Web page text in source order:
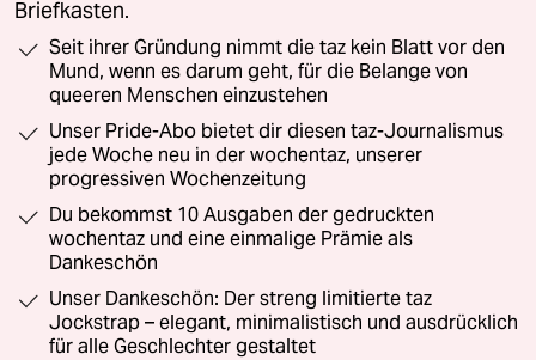
Briefkasten.
Seit ihrer Gründung nimmt die taz kein Blatt vor den
Mund, wenn es darum geht, für die Belange von
queeren Menschen einzustehen
Unser Pride-Abo bietet dir diesen taz-Journalismus
jede Woche neu in der wochentaz, unserer
progressiven Wochenzeitung
Du bekommst 10 Ausgaben der gedruckten
wochentaz und eine einmalige Prämie als
Dankeschön
Unser Dankeschön: Der streng limitierte taz
Jockstrap – elegant, minimalistisch und ausdrücklich
für alle Geschlechter gestaltet